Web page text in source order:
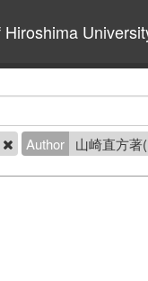
Author 山崎直方